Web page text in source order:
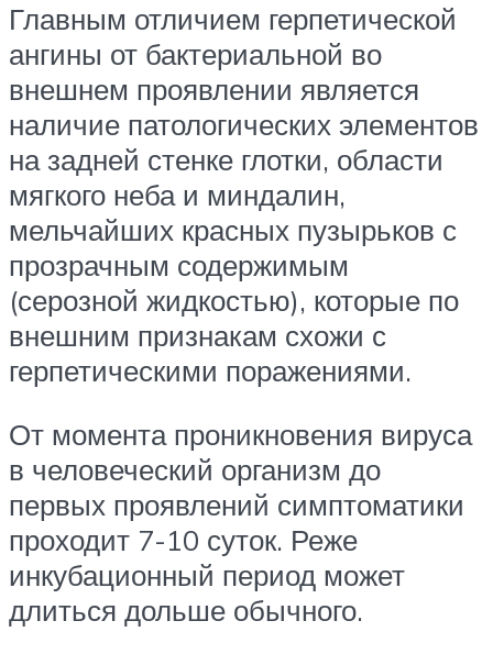
Главным отличием герпетической
ангины от бактериальной во
внешнем проявлении является
наличие патологических элементов
на задней стенке глотки, области
мягкого неба и миндалин,
мельчайших красных пузырьков с
прозрачным содержимым
(серозной жидкостью), которые по
внешним признакам схожи с
герпетическими поражениями.
От момента проникновения вируса
в человеческий организм до
первых проявлений симптоматики
проходит 7-10 суток. Реже
инкубационный период может
длиться дольше обычного.